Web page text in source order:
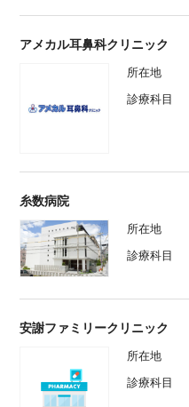
アメカル耳鼻科クリニック
所在地
診療科目
糸数病院
所在地
診療科目
安謝ファミリークリニック
所在地
診療科目